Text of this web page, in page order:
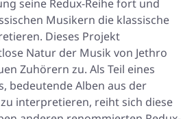
seine Redux-Reihe fort und
Musikern die klassische
Dieses Projekt
Natur der Musik von Jethro
Zuhörern zu. Als Teil eines
bedeutende Alben aus der
interpretieren, reiht sich diese